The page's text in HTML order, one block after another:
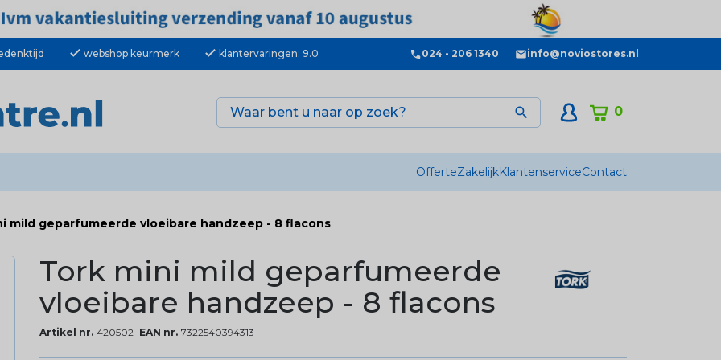
check webshop keurmerk check klantervaringen: 9.0 024 - 206 1340 info@noviostores.nl
0

OfferteZakelijkKlantenserviceContact
mild geparfumeerde vloeibare handzeep - 8 flacons
Tork mini mild geparfumeerde
vloeibare handzeep - 8 flacons
Artikel nr. 420502 EAN nr. 7322540394313